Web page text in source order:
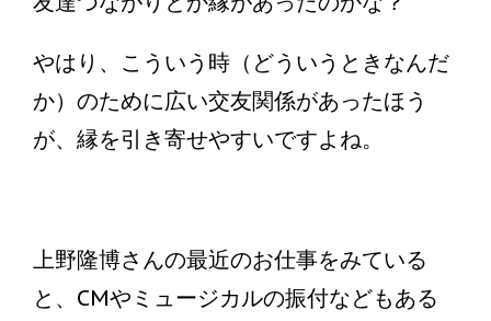
やはり、こういう時（どういうときなんだ
か）のために広い交友関係があったほう
が、縁を引き寄せやすいですよね。
上野隆博さんの最近のお仕事をみている
と、CMやミュージカルの振付などもある